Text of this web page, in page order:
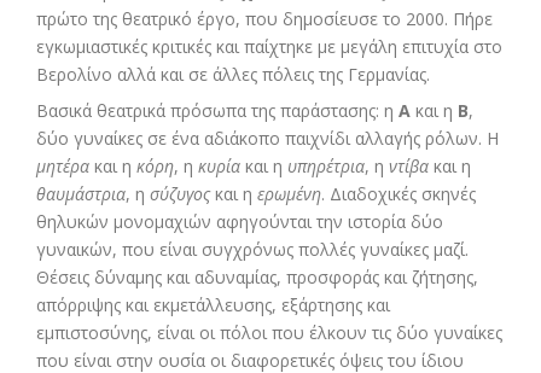
πρώτο της θεατρικό έργο, που δημοσίευσε το 2000. Πήρε
εγκωμιαστικές κριτικές και παίχτηκε με μεγάλη επιτυχία στο
Βερολίνο αλλά και σε άλλες πόλεις της Γερμανίας.
Βασικά θεατρικά πρόσωπα της παράστασης: ηΑ και η Β,
δύο γυναίκες σε ένα αδιάκοπο παιχνίδι αλλαγής ρόλων. Η
μητέρα και ηκόρη, ηκυρία και η υπηρέτρια, ηντίβα και η
θαυμάστρια, ησύζυγοςκαι ηερωμένη. Διαδοχικές σκηνές
θηλυκών μονομαχιών αφηγούνται την ιστορία δύο
γυναικών, που είναι συγχρόνως πολλές γυναίκες μαζί.
Θέσεις δύναμης και αδυναμίας, προσφοράς και ζήτησης,
απόρριψης και εκμετάλλευσης, εξάρτησης και
εμπιστοσύνης, είναι οι πόλοι που έλκουν τις δύο γυναίκες
που είναι στην ουσία οι διαφορετικές όψεις του ίδιου